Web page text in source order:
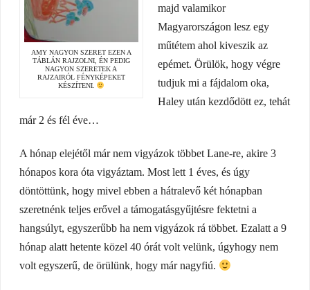
AMY NAGYON SZERET EZEN A
TÁBLÁN RAJZOLNI, ÉN PEDIG
NAGYON SZERETEK A
RAJZAIRÓL FÉNYKÉPEKET
KÉSZÍTENI.
majd valamikor
Magyarországon lesz egy
műtétem ahol kiveszik az
epémet. Örülök, hogy végre
tudjuk mi a fájdalom oka,
Haley után kezdődött ez, tehát
már 2 és fél éve…
A hónap elejétől már nem vigyázok többet Lane-re, akire 3
hónapos kora óta vigyáztam. Most lett 1 éves, és úgy
döntöttünk, hogy mivel ebben a hátralevő két hónapban
szeretnénk teljes erővel a támogatásgyűjtésre fektetni a
hangsúlyt, egyszerűbb ha nem vigyázok rá többet. Ezalatt a 9
hónap alatt hetente közel 40 órát volt velünk, úgyhogy nem
volt egyszerű, de örülünk, hogy már nagyfiú.